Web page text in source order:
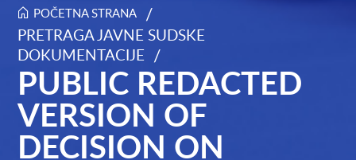
POČETNA STRANA /
PRETRAGA JAVNE SUDSKE
DOKUMENTACIJE /
Public Redacted Version of Decision on Request for Arrest
PUBLIC REDACTED
VERSION OF
DECISION ON